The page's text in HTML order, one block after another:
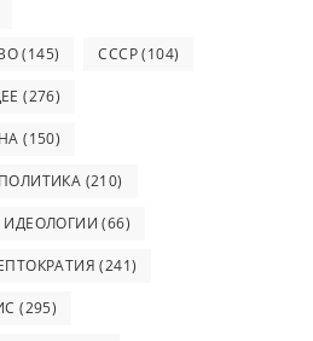
(145) СССР(104)
(276)
(150)
(210)
ИДЕОЛОГИИ (66)
(241)
(295)